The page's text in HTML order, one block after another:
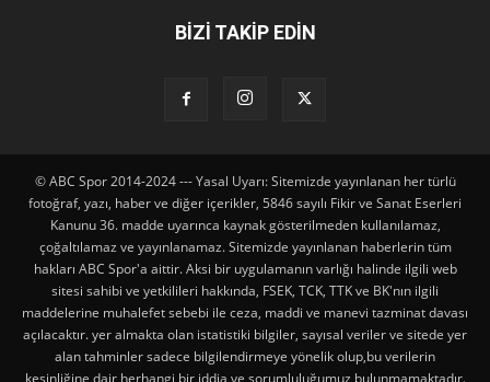
BİZİ TAKİP EDİN
© ABC Spor 2014-2024 --- Yasal Uyarı: Sitemizde yayınlanan her türlü
fotoğraf, yazı, haber ve diğer içerikler, 5846 sayılı Fikir ve Sanat Eserleri
Kanunu 36. madde uyarınca kaynak gösterilmeden kullanılamaz,
çoğaltılamaz ve yayınlanamaz. Sitemizde yayınlanan haberlerin tüm
hakları ABC Spor'a aittir. Aksi bir uygulamanın varlığı halinde ilgili web
sitesi sahibi ve yetkilileri hakkında, FSEK, TCK, TTK ve BK'nın ilgili
maddelerine muhalefet sebebi ile ceza, maddi ve manevi tazminat davası
açılacaktır. yer almakta olan istatistiki bilgiler, sayısal veriler ve sitede yer
alan tahminler sadece bilgilendirmeye yönelik olup,bu verilerin
kesinliğine dair herhangi bir iddia ve sorumluluğumuz bulunmamaktadır.